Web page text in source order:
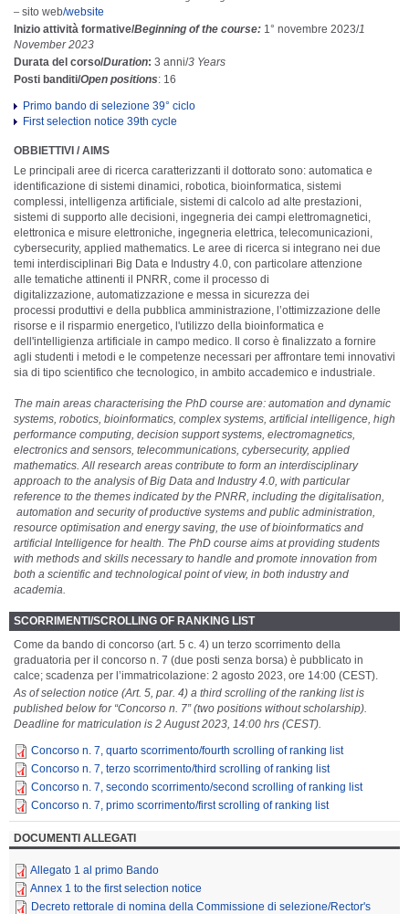
– sito web/website
Inizio attività formative/Beginning of the course: 1° novembre 2023/1
November 2023
Durata del corso/Duration: 3 anni/3 Years
Posti banditi/Open positions: 16
Primo bando di selezione 39° ciclo
First selection notice 39th cycle
OBBIETTIVI / AIMS
Le principali aree di ricerca caratterizzanti il dottorato sono: automatica e
identificazione di sistemi dinamici, robotica, bioinformatica, sistemi
complessi, intelligenza artificiale, sistemi di calcolo ad alte prestazioni,
sistemi di supporto alle decisioni, ingegneria dei campi elettromagnetici,
elettronica e misure elettroniche, ingegneria elettrica, telecomunicazioni,
cybersecurity, applied mathematics. Le aree di ricerca si integrano nei due
temi interdisciplinari Big Data e Industry 4.0, con particolare attenzione
alle tematiche attinenti il PNRR, come il processo di
digitalizzazione, automatizzazione e messa in sicurezza dei
processi produttivi e della pubblica amministrazione, l’ottimizzazione delle
risorse e il risparmio energetico, l'utilizzo della bioinformatica e
dell'intelligienza artificiale in campo medico. Il corso è finalizzato a fornire
agli studenti i metodi e le competenze necessari per affrontare temi innovativi
sia di tipo scientifico che tecnologico, in ambito accademico e industriale.
The main areas characterising the PhD course are: automation and dynamic
systems, robotics, bioinformatics, complex systems, artificial intelligence, high
performance computing, decision support systems, electromagnetics,
electronics and sensors, telecommunications, cybersecurity, applied
mathematics. All research areas contribute to form an interdisciplinary
approach to the analysis of Big Data and Industry 4.0, with particular
reference to the themes indicated by the PNRR, including the digitalisation,
automation and security of productive systems and public administration,
resource optimisation and energy saving, the use of bioinformatics and
artificial Intelligence for health. The PhD course aims at providing students
with methods and skills necessary to handle and promote innovation from
both a scientific and technological point of view, in both industry and
academia.
SCORRIMENTI/SCROLLING OF RANKING LIST
Come da bando di concorso (art. 5 c. 4) un terzo scorrimento della
graduatoria per il concorso n. 7 (due posti senza borsa) è pubblicato in
calce; scadenza per l’immatricolazione: 2 agosto 2023, ore 14:00 (CEST).
As of selection notice (Art. 5, par. 4) a third scrolling of the ranking list is
published below for “Concorso n. 7” (two positions without scholarship).
Deadline for matriculation is 2 August 2023, 14:00 hrs (CEST).
Concorso n. 7, quarto scorrimento/fourth scrolling of ranking list
Concorso n. 7, terzo scorrimento/third scrolling of ranking list
Concorso n. 7, secondo scorrimento/second scrolling of ranking list
Concorso n. 7, primo scorrimento/first scrolling of ranking list
DOCUMENTI ALLEGATI
Allegato 1 al primo Bando
Annex 1 to the first selection notice
Decreto rettorale di nomina della Commissione di selezione/Rector's